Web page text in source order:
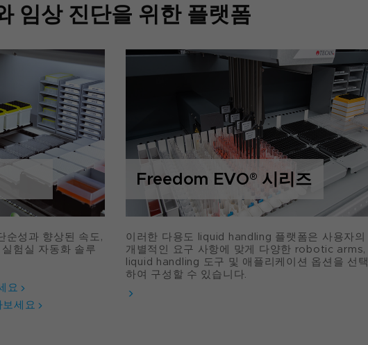
임상 진단을 위한 플랫폼
순성과 향상된 속도,
험실 자동화 솔루
요
세요
Freedom EVO® 시리즈
이러한 다용도 liquid handling 플랫폼은 사용자의
개별적인 요구 사항에 맞게 다양한 robotic arms,
liquid handling 도구 및 애플리케이션 옵션을 선택
하여 구성할 수 있습니다.